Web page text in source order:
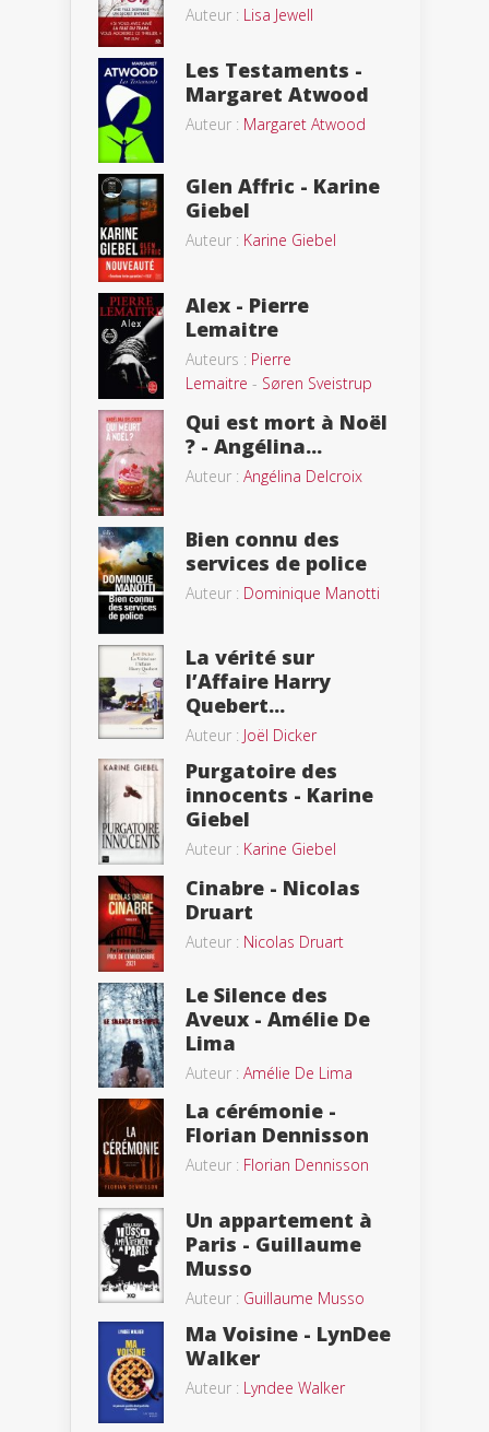
Auteur : Lisa Jewell
Les Testaments -
Margaret Atwood
Auteur : Margaret Atwood
Glen Affric - Karine
Giebel
Auteur : Karine Giebel
Alex - Pierre
Lemaitre
Auteurs : Pierre
Lemaitre - Søren Sveistrup
Qui est mort à Noël
? - Angélina...
Auteur : Angélina Delcroix
Bien connu des
services de police
Auteur : Dominique Manotti
La vérité sur
l’Affaire Harry
Quebert...
Auteur : Joël Dicker
Purgatoire des
innocents - Karine
Giebel
Auteur : Karine Giebel
Cinabre - Nicolas
Druart
Auteur : Nicolas Druart
Le Silence des
Aveux - Amélie De
Lima
Auteur : Amélie De Lima
La cérémonie -
Florian Dennisson
Auteur : Florian Dennisson
Un appartement à
Paris - Guillaume
Musso
Auteur : Guillaume Musso
Ma Voisine - LynDee
Walker
Auteur : Lyndee Walker